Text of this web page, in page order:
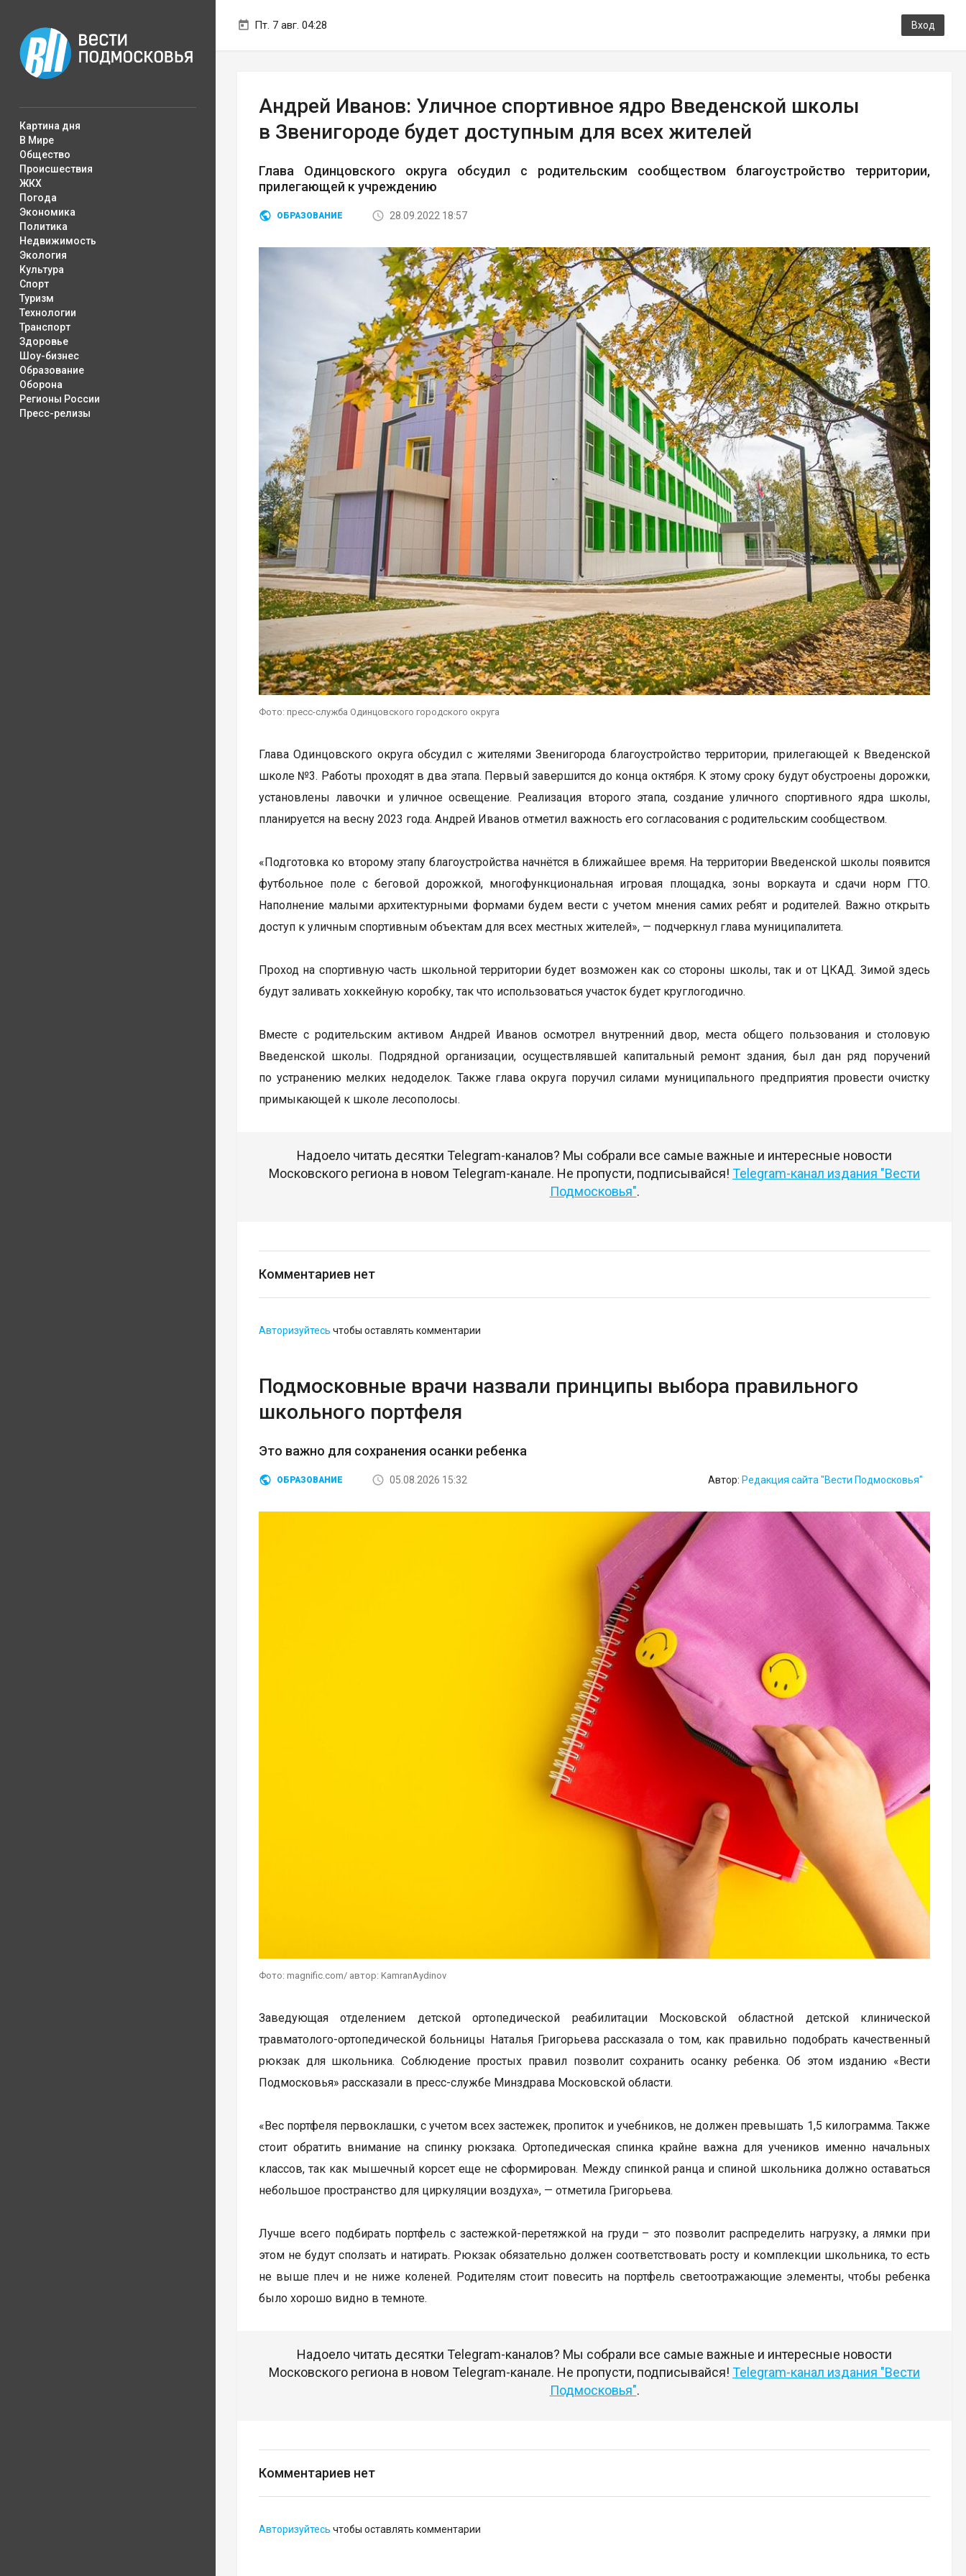
Пт. 7 авг. 04:28 Вход
Картина дня
В Мире
Общество
Происшествия
ЖКХ
Погода
Экономика
Политика
Недвижимость
Экология
Культура
Спорт
Туризм
Технологии
Транспорт
Здоровье
Шоу-бизнес
Образование
Оборона
Регионы России
Пресс-релизы
Андрей Иванов: Уличное спортивное ядро Введенской школы
в Звенигороде будет доступным для всех жителей
Глава Одинцовского округа обсудил с родительским сообществом благоустройство территории,
прилегающей к учреждению
ОБРАЗОВАНИЕ 28.09.2022 18:57
Фото: пресс-служба Одинцовского городского округа
Глава Одинцовского округа обсудил с жителями Звенигорода благоустройство территории, прилегающей к Введенской
школе №3. Работы проходят в два этапа. Первый завершится до конца октября. К этому сроку будут обустроены дорожки,
установлены лавочки и уличное освещение. Реализация второго этапа, создание уличного спортивного ядра школы,
планируется на весну 2023 года. Андрей Иванов отметил важность его согласования с родительским сообществом.
«Подготовка ко второму этапу благоустройства начнётся в ближайшее время. На территории Введенской школы появится
футбольное поле с беговой дорожкой, многофункциональная игровая площадка, зоны воркаута и сдачи норм ГТО.
Наполнение малыми архитектурными формами будем вести с учетом мнения самих ребят и родителей. Важно открыть
доступ к уличным спортивным объектам для всех местных жителей», — подчеркнул глава муниципалитета.
Проход на спортивную часть школьной территории будет возможен как со стороны школы, так и от ЦКАД. Зимой здесь
будут заливать хоккейную коробку, так что использоваться участок будет круглогодично.
Вместе с родительским активом Андрей Иванов осмотрел внутренний двор, места общего пользования и столовую
Введенской школы. Подрядной организации, осуществлявшей капитальный ремонт здания, был дан ряд поручений
по устранению мелких недоделок. Также глава округа поручил силами муниципального предприятия провести очистку
примыкающей к школе лесополосы.
Надоело читать десятки Telegram-каналов? Мы собрали все самые важные и интересные новости
Московского региона в новом Telegram-канале. Не пропусти, подписывайся! Telegram-канал издания "Вести
Подмосковья".
Комментариев нет
Авторизуйтесь чтобы оставлять комментарии
Подмосковные врачи назвали принципы выбора правильного
школьного портфеля
Это важно для сохранения осанки ребенка
ОБРАЗОВАНИЕ 05.08.2026 15:32 Автор: Редакция сайта "Вести Подмосковья"
Фото: magnific.com/ автор: KamranAydinov
Заведующая отделением детской ортопедической реабилитации Московской областной детской клинической
травматолого-ортопедической больницы Наталья Григорьева рассказала о том, как правильно подобрать качественный
рюкзак для школьника. Соблюдение простых правил позволит сохранить осанку ребенка. Об этом изданию «Вести
Подмосковья» рассказали в пресс-службе Минздрава Московской области.
«Вес портфеля первоклашки, с учетом всех застежек, пропиток и учебников, не должен превышать 1,5 килограмма. Также
стоит обратить внимание на спинку рюкзака. Ортопедическая спинка крайне важна для учеников именно начальных
классов, так как мышечный корсет еще не сформирован. Между спинкой ранца и спиной школьника должно оставаться
небольшое пространство для циркуляции воздуха», — отметила Григорьева.
Лучше всего подбирать портфель с застежкой-перетяжкой на груди – это позволит распределить нагрузку, а лямки при
этом не будут сползать и натирать. Рюкзак обязательно должен соответствовать росту и комплекции школьника, то есть
не выше плеч и не ниже коленей. Родителям стоит повесить на портфель светоотражающие элементы, чтобы ребенка
было хорошо видно в темноте.
Надоело читать десятки Telegram-каналов? Мы собрали все самые важные и интересные новости
Московского региона в новом Telegram-канале. Не пропусти, подписывайся! Telegram-канал издания "Вести
Подмосковья".
Комментариев нет
Авторизуйтесь чтобы оставлять комментарии